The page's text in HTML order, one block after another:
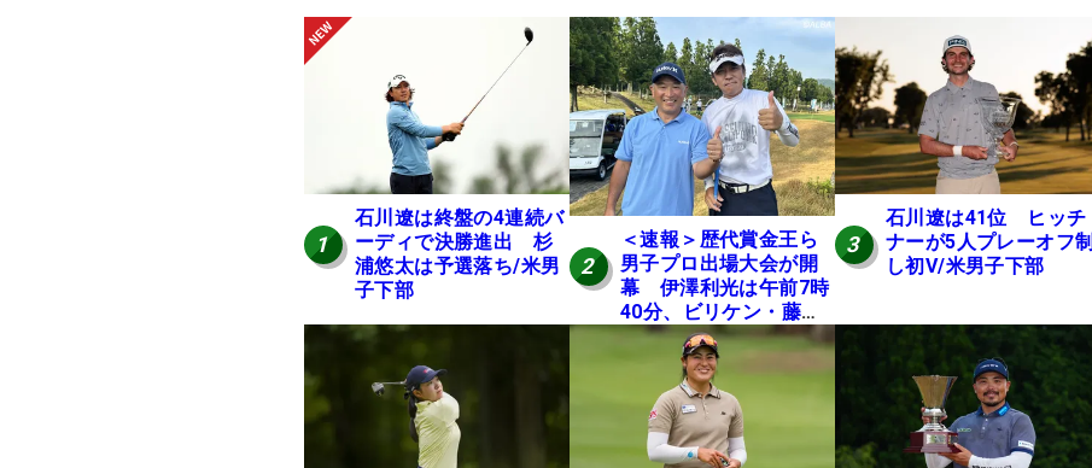
1
石川遼は終盤の4連続バ
ーディで決勝進出 杉
浦悠太は予選落ち/米男
子下部
2
＜速報＞歴代賞金王ら
男子プロ出場大会が開
幕 伊澤利光は午前7時
40分、ビリケン・藤本
佳則は午前9時30分にテ
ィオフ【MAIN STAGE
JOYX OPEN】
3
石川遼は41位 ヒッチ
ナーが5人プレーオフ制
し初V/米男子下部